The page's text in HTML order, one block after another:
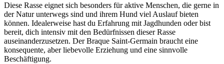
Diese Rasse eignet sich besonders für aktive Menschen, die gerne in
der Natur unterwegs sind und ihrem Hund viel Auslauf bieten
können. Idealerweise hast du Erfahrung mit Jagdhunden oder bist
bereit, dich intensiv mit den Bedürfnissen dieser Rasse
auseinanderzusetzen. Der Braque Saint-Germain braucht eine
konsequente, aber liebevolle Erziehung und eine sinnvolle
Beschäftigung.